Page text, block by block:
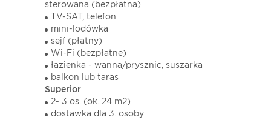
sterowana (bezpłatna)
TV-SAT, telefon
mini-lodówka
sejf (płatny)
Wi-Fi (bezpłatne)
łazienka - wanna/prysznic, suszarka
balkon lub taras
Superior
2- 3 os. (ok. 24 m2)
dostawka dla 3. osoby